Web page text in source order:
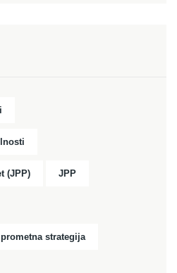
(JPP) JPP
strategija